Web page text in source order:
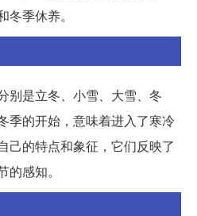
季休养。
别是立冬、小雪、大雪、冬
季的开始，意味着进入了寒冷
己的特点和象征，它们反映了
感知。